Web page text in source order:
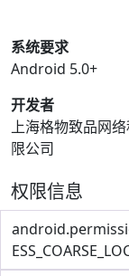
系统要求
Android 5.0+
开发者
上海格物致品网
限公司
权限信息